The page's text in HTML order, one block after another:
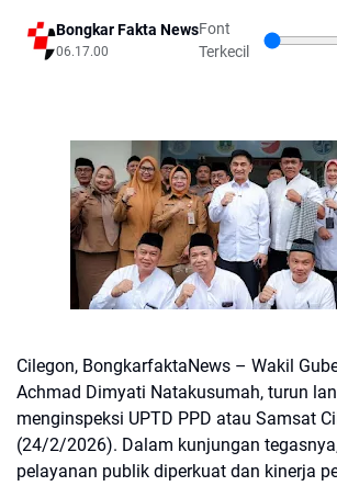
Bongkar Fakta News
06.17.00
Font
Terkecil
Cilegon, BongkarfaktaNews – Wakil
Achmad Dimyati Natakusumah, turun
menginspeksi UPTD PPD atau Samsat
(24/2/2026). Dalam kunjungan
pelayanan publik diperkuat dan kinerja